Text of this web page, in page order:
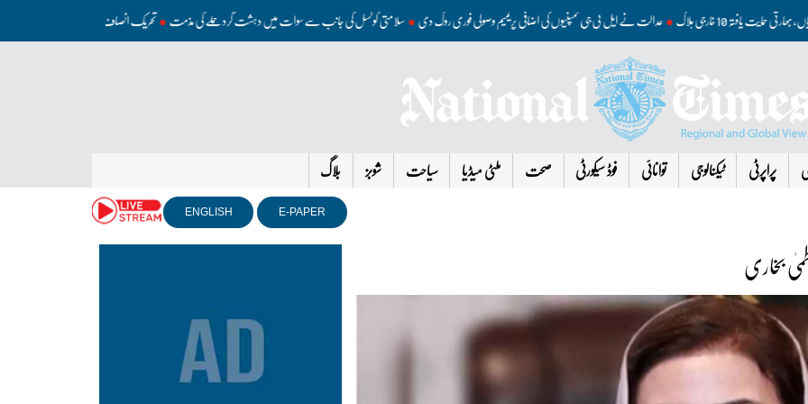
بھارتی حمایت یافتہ 10 خارجی ہلاک عدالت نے ایل پی جی کمپنیوں کی اضافی پریمیم وصولی فوری روک دی سلامتی کونسل کی جانب سے سوات میں دہشت گرد حملے کی مذمت تحریک انصاف کو مذاکرات کی
پراپرٹی ٹیکنالوجی توانائی فوڈ سیکورٹی صحت ملٹی میڈیا سیاحت شوبز بلاگ
E-PAPER
ENGLISH
بخاری